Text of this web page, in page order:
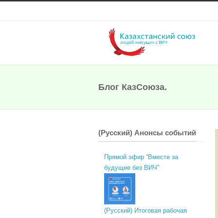
Блог КазСоюза.
(Русский) Анонсы событий
Прямой эфир “Вместе за
будущее без ВИЧ”
(Русский) Итоговая рабочая